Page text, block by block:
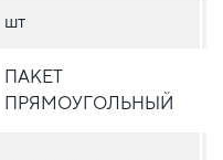
шт
ПАКЕТ
ПРЯМОУГОЛЬНЫЙ